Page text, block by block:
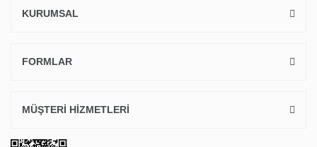
KURUMSAL
FORMLAR
MÜŞTERİ HİZMETLERİ